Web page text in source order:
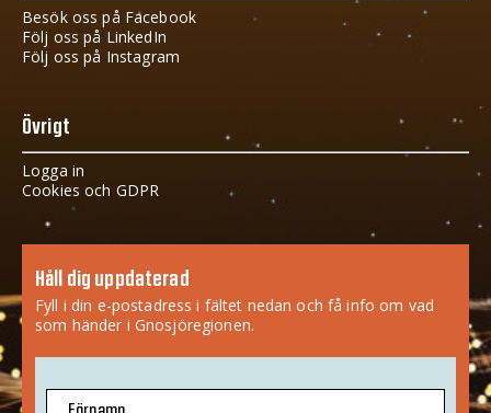
Besök oss på Facebook
Följ oss på LinkedIn
Följ oss på Instagram
Övrigt
Logga in
Cookies och GDPR
Håll dig uppdaterad
Fyll i din e-postadress i fältet nedan och få info om vad
som händer i Gnosjöregionen.